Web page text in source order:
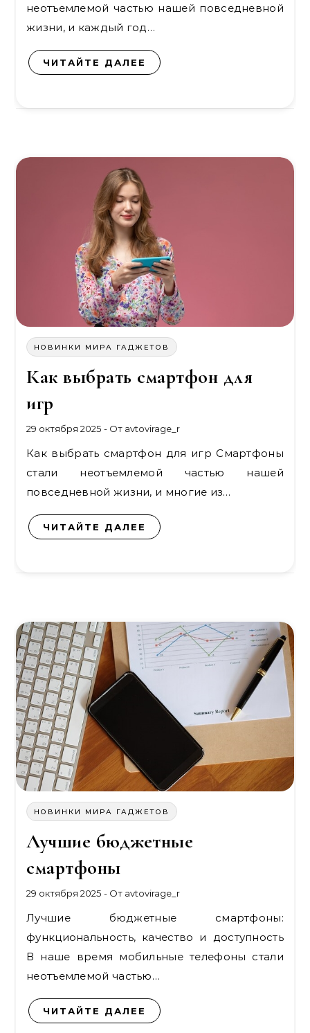
неотъемлемой частью нашей повседневной
жизни, и каждый год…
ЧИТАЙТЕ ДАЛЕЕ
НОВИНКИ МИРА ГАДЖЕТОВ
Как выбрать смартфон для
игр
29 октября 2025 - От avtovirage_r
Как выбрать смартфон для игр Смартфоны
стали неотъемлемой частью нашей
повседневной жизни, и многие из…
ЧИТАЙТЕ ДАЛЕЕ
НОВИНКИ МИРА ГАДЖЕТОВ
Лучшие бюджетные
смартфоны
29 октября 2025 - От avtovirage_r
Лучшие бюджетные смартфоны:
функциональность, качество и доступность
В наше время мобильные телефоны стали
неотъемлемой частью…
ЧИТАЙТЕ ДАЛЕЕ